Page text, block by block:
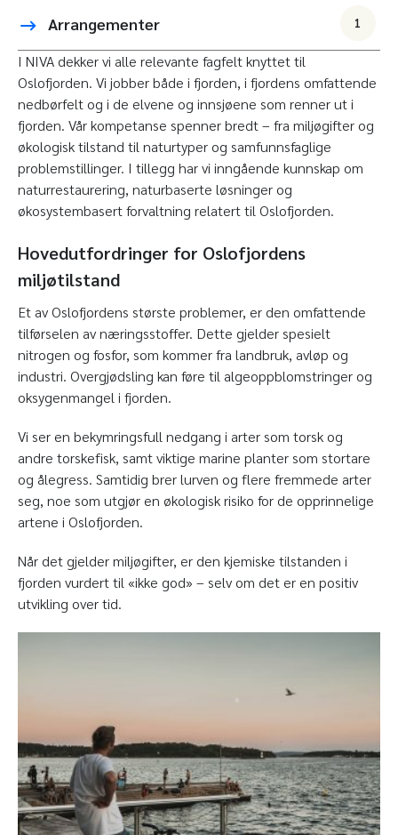
Arrangementer 1
I NIVA dekker vi alle relevante fagfelt knyttet til
Oslofjorden. Vi jobber både i fjorden, i fjordens omfattende
nedbørfelt og i de elvene og innsjøene som renner ut i
fjorden. Vår kompetanse spenner bredt – fra miljøgifter og
økologisk tilstand til naturtyper og samfunnsfaglige
problemstillinger. I tillegg har vi inngående kunnskap om
naturrestaurering, naturbaserte løsninger og
økosystembasert forvaltning relatert til Oslofjorden.
Hovedutfordringer for Oslofjordens
miljøtilstand
Et av Oslofjordens største problemer, er den omfattende
tilførselen av næringsstoffer. Dette gjelder spesielt
nitrogen og fosfor, som kommer fra landbruk, avløp og
industri. Overgjødsling kan føre til algeoppblomstringer og
oksygenmangel i fjorden.
Vi ser en bekymringsfull nedgang i arter som torsk og
andre torskefisk, samt viktige marine planter som stortare
og ålegress. Samtidig brer lurven og flere fremmede arter
seg, noe som utgjør en økologisk risiko for de opprinnelige
artene i Oslofjorden.
Når det gjelder miljøgifter, er den kjemiske tilstanden i
fjorden vurdert til «ikke god» – selv om det er en positiv
utvikling over tid.